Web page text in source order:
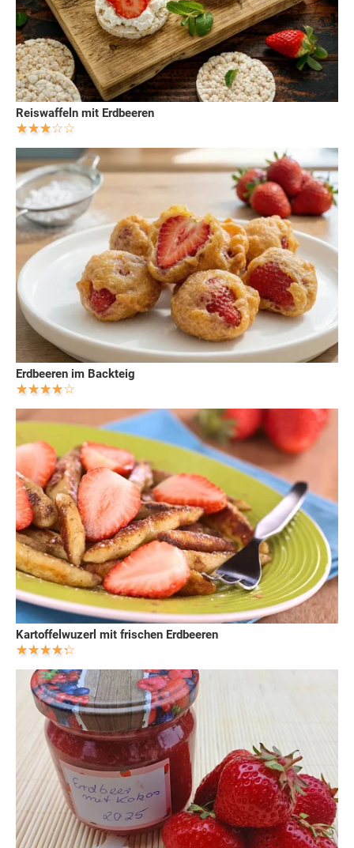
Reiswaffeln mit Erdbeeren
Erdbeeren im Backteig
Kartoffelwuzerl mit frischen Erdbeeren